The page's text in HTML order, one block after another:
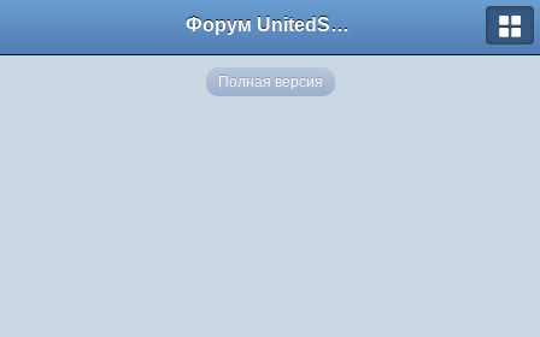
Форум UnitedSouth
Полная версия